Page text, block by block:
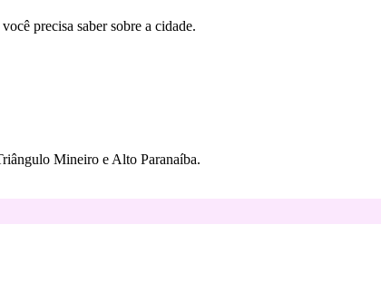
precisa saber sobre a cidade.
Mineiro e Alto Paranaíba.